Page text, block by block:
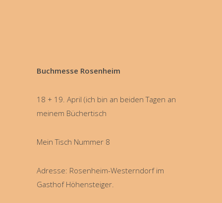
Buchmesse Rosenheim
18 + 19. April (ich bin an beiden Tagen an
meinem Büchertisch
Mein Tisch Nummer 8
Adresse: Rosenheim-Westerndorf im
Gasthof Höhensteiger.